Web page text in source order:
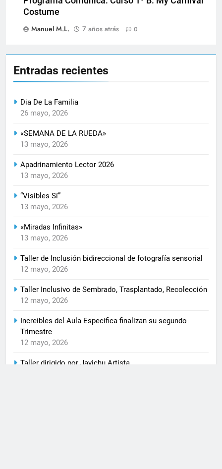
Costume
Manuel M.L.
7 años atrás 0
Entradas recientes
Dia De La Familia
26 mayo, 2026
«SEMANA DE LA RUEDA»
13 mayo, 2026
Apadrinamiento Lector 2026
13 mayo, 2026
“Visibles Sí”
13 mayo, 2026
«Miradas Infinitas»
13 mayo, 2026
Taller de Inclusión bidireccional de fotografía sensorial
12 mayo, 2026
Taller Inclusivo de Sembrado, Trasplantado, Recolección
12 mayo, 2026
Increíbles del Aula Específica finalizan su segundo
Trimestre
12 mayo, 2026
Taller dirigido por Javichu Artista